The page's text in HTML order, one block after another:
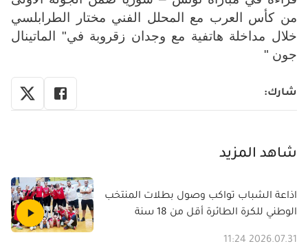
من كأس العرب مع المحلل الفني مختار الطرابلسي
خلال مداخلة هاتفية مع وجدان زقروبة في" الماتينال
جون "
شارك:
شاهد المزيد
اذاعة الشباب تواكب وصول بطلات المنتخب
الوطني للكرة الطائرة أقل من 18 سنة
2026.07.31 11:24